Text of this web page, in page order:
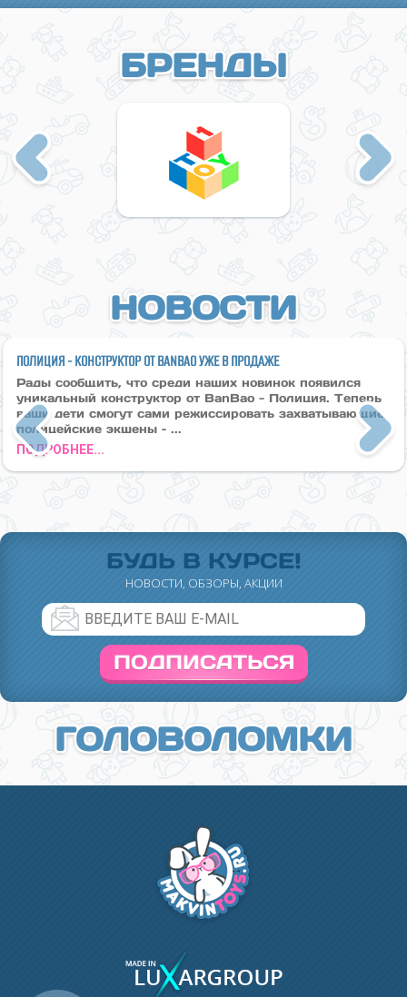
БРЕНДЫ
Previous Next
НОВОСТИ
Previous
ПОЛИЦИЯ - КОНСТРУКТОР ОТ BANBAO УЖЕ В ПРОДАЖЕ
Рады сообщить, что среди наших новинок появился
уникальный конструктор от BanBao - Полиция. Теперь
ваши дети смогут сами режиссировать захватывающие
полицейские экшены – ...
ПОДРОБНЕЕ...
Next
БУДЬ В КУРСЕ!
НОВОСТИ, ОБЗОРЫ, АКЦИИ
ПОДПИСАТЬСЯ
ГОЛОВОЛОМКИ